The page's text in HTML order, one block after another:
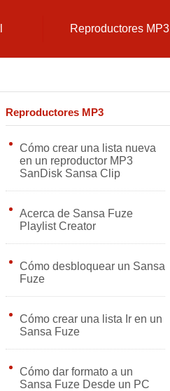
Reproductores MP3
Reproductores MP3
Cómo crear una lista nueva
en un reproductor MP3
SanDisk Sansa Clip
Acerca de Sansa Fuze
Playlist Creator
Cómo desbloquear un Sansa
Fuze
Cómo crear una lista Ir en un
Sansa Fuze
Cómo dar formato a un
Sansa Fuze Desde un PC